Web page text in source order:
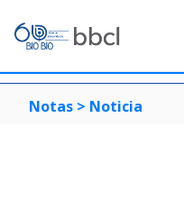
Notas > Noticia